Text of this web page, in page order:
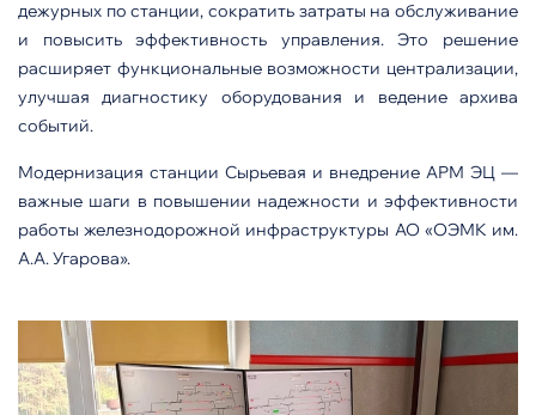
дежурных по станции, сократить затраты на обслуживание
и повысить эффективность управления. Это решение
расширяет функциональные возможности централизации,
улучшая диагностику оборудования и ведение архива
событий.
Модернизация станции Сырьевая и внедрение АРМ ЭЦ —
важные шаги в повышении надежности и эффективности
работы железнодорожной инфраструктуры АО «ОЭМК им.
А.А. Угарова».